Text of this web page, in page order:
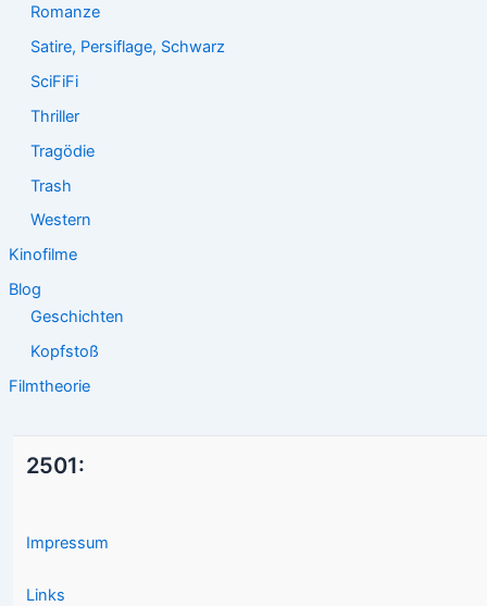
Romanze
Satire, Persiflage, Schwarz
SciFiFi
Thriller
Tragödie
Trash
Western
Kinofilme
Blog
Geschichten
Kopfstoß
Filmtheorie
2501:
Impressum
Links